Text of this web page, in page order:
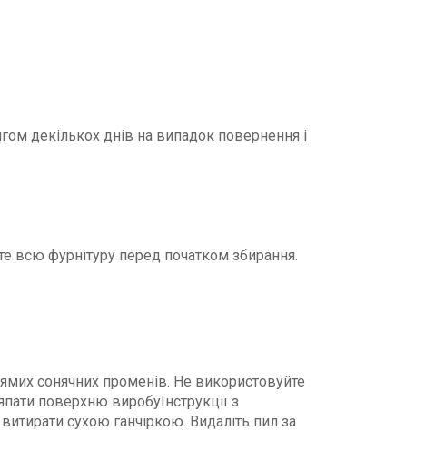
декількох днів на випадок повернення і
всю фурнітуру перед початком збирання.
сонячних променів. Не використовуйте
поверхню виробуІнструкції з
сухою ганчіркою. Видаліть пил за